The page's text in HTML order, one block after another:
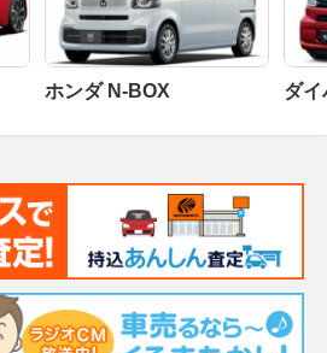
ホンダ N-BOX ダイ